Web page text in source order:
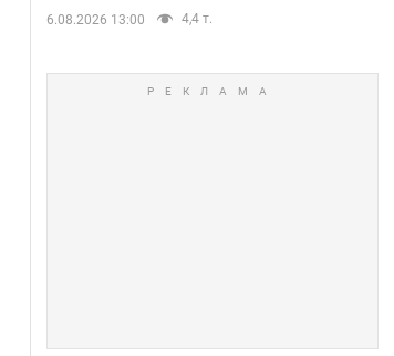
6.08.2026 13:00 4,4 т.